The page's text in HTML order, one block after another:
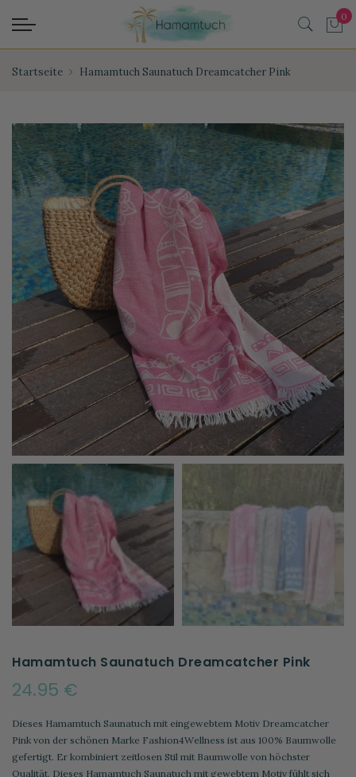
Startseite Hamamtuch Saunatuch Dreamcatcher Pink
Hamamtuch Saunatuch Dreamcatcher Pink
24.95 €
Dieses Hamamtuch Saunatuch mit eingewebtem Motiv Dreamcatcher
Pink von der schönen Marke Fashion4Wellness ist aus 100% Baumwolle
gefertigt. Er kombiniert zeitlosen Stil mit Baumwolle von höchster
Qualität. Dieses Hamamtuch Saunatuch mit gewebtem Motiv fühlt sich